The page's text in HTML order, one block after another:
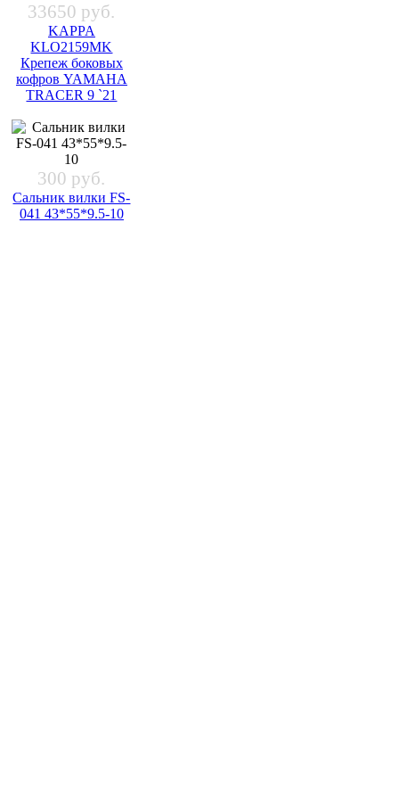
33650 руб.
KAPPA
KLO2159MK
Крепеж боковых
кофров YAMAHA
TRACER 9 `21
300 руб.
Сальник вилки FS-
041 43*55*9.5-10